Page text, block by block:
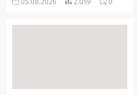
05.08.2026 2.059 0